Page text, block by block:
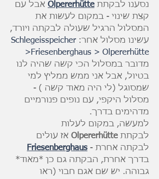
נסענו לבקתתOlpererhütte אבל עם
קצת שינוי - במקום לעשות את
המסלול הרגיל שעולה לבקתה ויורד,
עשינו מסלול אחר: Schlegeisspeicher
>Friesenberghaus > Olpererhütte
מדובר במסלול הכי קשה שהיה לנו
בטיול, אבל אני ממש ממליץ למי
שמסוגל (לי היה מאוד קשה ) -
מסלול היקפי, עם נופים פנורמיים
מדהימים בדרך.
למעשה, במקום לעלות
לבקתתOlpererhütte אז עולים
לבקתה אחרת - Friesenberghaus
בדרך אחרת, הבקתה גם כן *מאוד*
גבוהה. יש שם אגם חבוי (ראו